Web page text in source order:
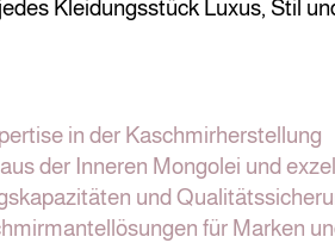
Kleidungsstück Luxus, Stil
in der Kaschmirherstellung
der Inneren Mongolei und
und
für Marken